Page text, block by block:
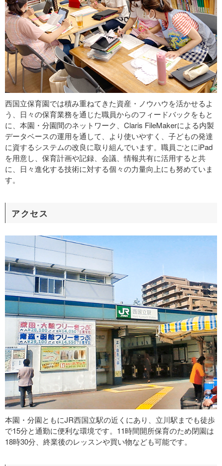
西国立保育園では積み重ねてきた資産・ノウハウを活かせるよ
う、日々の保育業務を通じた職員からのフィードバックをもと
に、本園・分園間のネットワーク、Claris FileMakerによる内製
データベースの運用を通して、より使いやすく、子どもの発達
に資するシステムの改良に取り組んでいます。職員ごとにiPad
を用意し、保育計画や記録、会議、情報共有に活用すると共
に、日々進化する技術に対する個々の力量向上にも努めていま
す。
アクセス
本園・分園ともにJR西国立駅の近くにあり、立川駅までも徒歩
で15分と通勤に便利な環境です。11時間開所保育のため閉園は
18時30分、終業後のレッスンや買い物なども可能です。